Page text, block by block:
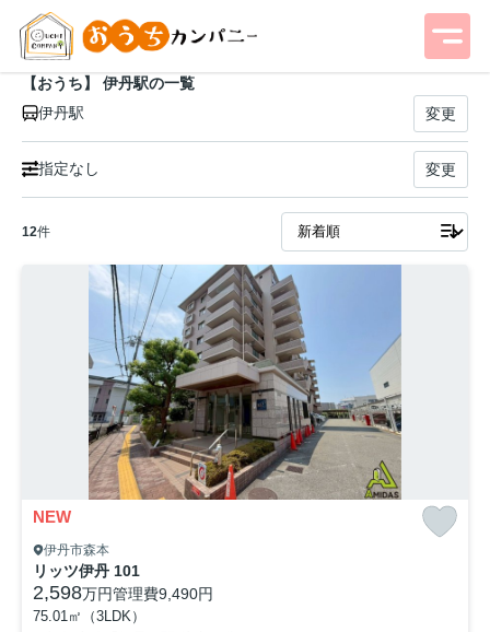
【おうち】 伊丹駅の一覧
伊丹駅
変更
指定なし 変更
12件
NEW
伊丹市森本
リッツ伊丹 101
2,598万円管理費9,490円
75.01㎡（3LDK）